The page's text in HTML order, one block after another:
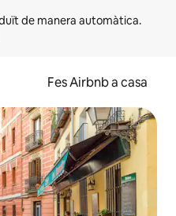
Fes Airbnb a casa